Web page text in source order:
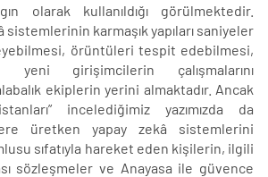
olarak kullanıldığı görülmektedir.
sistemlerinin karmaşık yapıları saniyeler
örüntüleri tespit edebilmesi,
yeni girişimcilerin çalışmalarını
ekiplerin yerini almaktadır. Ancak
incelediğimiz yazımızda da
üretken yapay zekâ sistemlerini
sıfatıyla hareket eden kişilerin, ilgili
sözleşmeler ve Anayasa ile güvence